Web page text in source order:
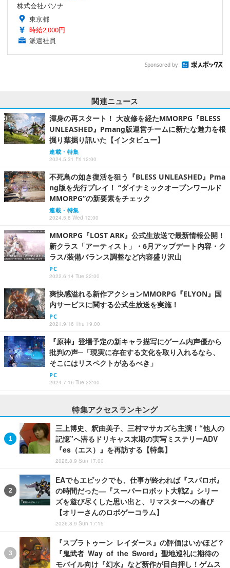
株式会社パソナ
東京都
時給2,000円
派遣社員
Sponsored by
関連ニュース
渾身の再スタート！ 大改修を経たMMORPG『BLESS
UNLEASHED』Pmang版運営チームに新たな魅力を根
掘り葉掘り訊いた【インタビュー】
連載・特集
2024.5.31 Fri 12:00
不死鳥の如き復活を狙う『BLESS UNLEASHED』Pma
ng版を先行プレイ！ “ダイナミックオープンワールド
MMORPG”の新要素をチェック
連載・特集
2024.5.8 Wed 12:00
MMORPG『LOST ARK』公式生放送で最新情報公開！
新クラス「アーティスト」・6月アップデート内容・ク
ラス/装備バランス調整など内容盛り沢山
PC
2022.6.14 Tue 22:00
爽快感溢れる新作アクションMMORPG『ELYON』国
内サービスに関する公式生放送を実施！
PC
2021.9.16 Thu 19:00
『原神』登場予定の新キャラ描写にゲーム内声優から
批判の声─「現実に存在する文化を取り入れるなら、
そこにはリスペクトがあるべき」
PC
2024.7.16 Tue 23:00
特集アクセスランキング
三上博史、釈由美子、三村マサカズら主演！“他人の
記憶”へ潜るドリキャス末期の実写ミステリーADV
『es（エス）』を再訪する【特集】
2026.8.9 Sun 17:00
EAでもエピックでも、仕事が終われば『スパロボ』
の時間だった―『スーパーロボット大戦Z』シリー
ズを遊び尽くした思い出と、リマスターへの喜び
【オリーさんのロボゲーコラム】
2026.8.9 Sun 17:15
『スプラトゥーン レイダース』の評価はいかほど？
『鬼武者 Way of the Sword』聖地巡礼に期待の
モバイル向け『幻水』など新作が目白押し！ゲムス